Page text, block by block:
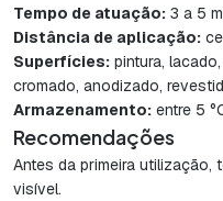
Tempo de atuação: 3 a 5
Distância de aplicação:
Superfícies: pintura,
cromado, anodizado,
Armazenamento: entre 5
Recomendações
Antes da primeira
visível.